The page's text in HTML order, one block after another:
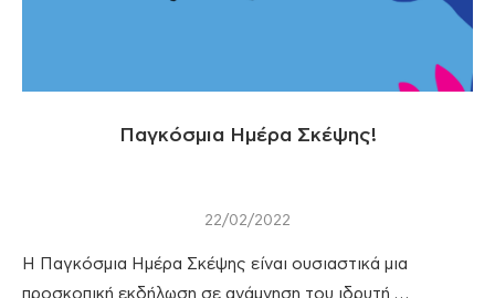
Παγκόσμια Ημέρα Σκέψης!
22/02/2022
Η Παγκόσμια Ημέρα Σκέψης είναι ουσιαστικά μια
προσκοπική εκδήλωση σε ανάμνηση του ιδρυτή …